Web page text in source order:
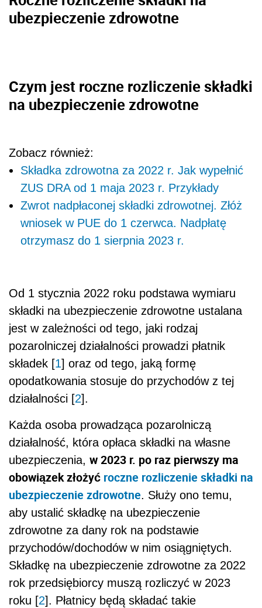
ubezpieczenie zdrowotne
Czym jest roczne rozliczenie składki
na ubezpieczenie zdrowotne
Zobacz również:
Składka zdrowotna za 2022 r. Jak wypełnić
ZUS DRA od 1 maja 2023 r. Przykłady
Zwrot nadpłaconej składki zdrowotnej. Złóż
wniosek w PUE do 1 czerwca. Nadpłatę
otrzymasz do 1 sierpnia 2023 r.
Od 1 stycznia 2022 roku podstawa wymiaru
składki na ubezpieczenie zdrowotne ustalana
jest w zależności od tego, jaki rodzaj
pozarolniczej działalności prowadzi płatnik
składek [1] oraz od tego, jaką formę
opodatkowania stosuje do przychodów z tej
działalności [2].
Każda osoba prowadząca pozarolniczą
działalność, która opłaca składki na własne
ubezpieczenia, w 2023 r. po raz pierwszy ma
obowiązek złożyć roczne rozliczenie składki na
ubezpieczenie zdrowotne. Służy ono temu,
aby ustalić składkę na ubezpieczenie
zdrowotne za dany rok na podstawie
przychodów/dochodów w nim osiągniętych.
Składkę na ubezpieczenie zdrowotne za 2022
rok przedsiębiorcy muszą rozliczyć w 2023
roku [2]. Płatnicy będą składać takie